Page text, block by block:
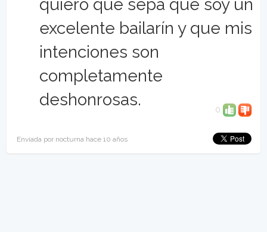
quiero que sepa que soy un
excelente bailarín y que mis
intenciones son
completamente
deshonrosas.
0
Enviada por nocturna hace 10 años